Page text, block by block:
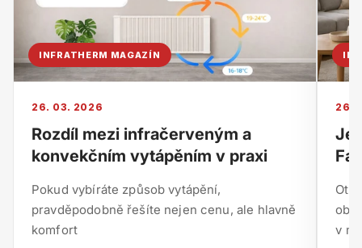
INFRATHERM MAGAZÍN
26. 03. 2026
Rozdíl mezi infračerveným a
konvekčním vytápěním v praxi
Pokud vybíráte způsob vytápění,
pravděpodobně řešíte nejen cenu, ale hlavně
komfort
26.
Je
v